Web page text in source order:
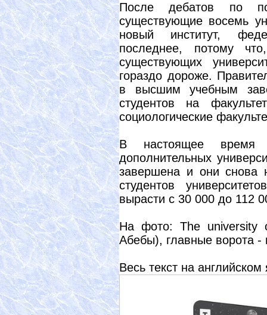
После дебатов по
существующие восемь
новый институт,
последнее, потому
существующих
гораздо дороже.
в высшим учебным
студентов на
социологические
В настоящее время
дополнительных
завершена и они снова
студентов
вырасти с 30 000 до 112
На фото: The university
Абебы), главные ворота -
Весь текст на